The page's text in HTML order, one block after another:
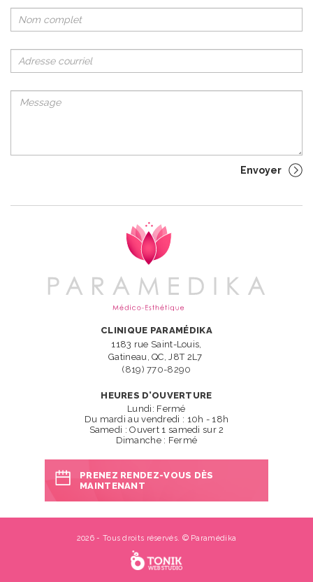
CLINIQUE PARAMÉDIKA
1183 rue Saint-Louis,
Gatineau, QC, J8T 2L7
(819) 770-8290
HEURES D’OUVERTURE
Lundi: Fermé
Du mardi au vendredi : 10h - 18h
Samedi : Ouvert 1 samedi sur 2
Dimanche : Fermé
PRENEZ RENDEZ-VOUS DÈS
MAINTENANT
2026 - Tous droits réservés. © Paramédika